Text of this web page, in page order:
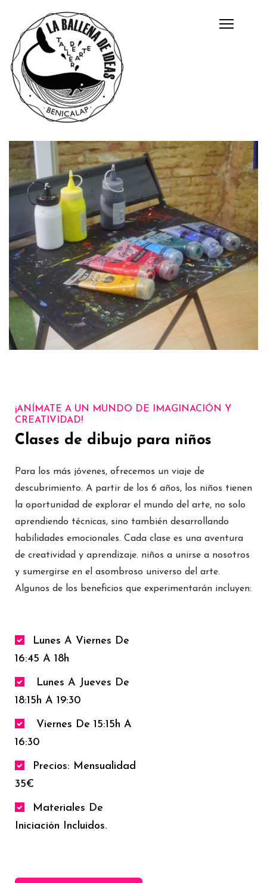
¡ANÍMATE A UN MUNDO DE IMAGINACIÓN Y
CREATIVIDAD!
Clases de dibujo para niños
Para los más jóvenes, ofrecemos un viaje de
descubrimiento. A partir de los 6 años, los niños tienen
la oportunidad de explorar el mundo del arte, no solo
aprendiendo técnicas, sino también desarrollando
habilidades emocionales. Cada clase es una aventura
de creatividad y aprendizaje. niños a unirse a nosotros
y sumergirse en el asombroso universo del arte.
Algunos de los beneficios que experimentarán incluyen:
Lunes A Viernes De
16:45 A 18h
Lunes A Jueves De
18:15h A 19:30
Viernes De 15:15h A
16:30
Precios: Mensualidad
35€
Materiales De
Iniciación Incluidos.